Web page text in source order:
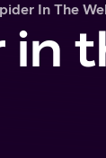
In The
in